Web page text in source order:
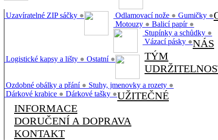
Uzavíratelné ZIP sáčky ● Odlamovací nože ● Gumičky ●
Motouzy ● Balicí papír ●
Stupínky a schůdky ●
Vázací pásky ●
Logistické kapsy a lišty ● Ostatní ●
Ozdobné obálky a přání ● Stuhy, jmenovky a rozety ●
Dárkové krabice ● Dárkové tašky ●
NÁS
TÝM
UŽITEČNÉ
INFORMACE
DORUČENÍ A DOPRAVA
KONTAKT